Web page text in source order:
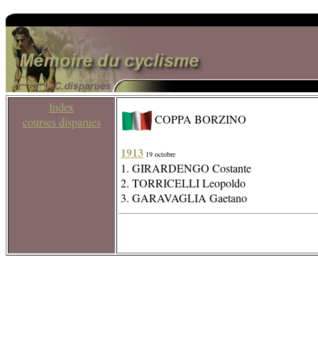
Index
courses disparues
COPPA BORZINO
1913 19 octobre
1. GIRARDENGO Costante
2. TORRICELLI Leopoldo
3. GARAVAGLIA Gaetano